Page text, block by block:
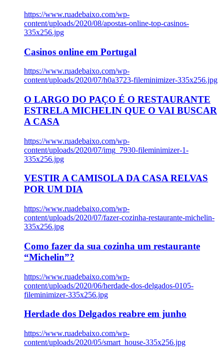
https://www.ruadebaixo.com/wp-
content/uploads/2020/08/apostas-online-top-casinos-
335x256.jpg
Casinos online em Portugal
https://www.ruadebaixo.com/wp-
content/uploads/2020/07/h0a3723-fileminimizer-335x256.jpg
O LARGO DO PAÇO É O RESTAURANTE
ESTRELA MICHELIN QUE O VAI BUSCAR
A CASA
https://www.ruadebaixo.com/wp-
content/uploads/2020/07/img_7930-fileminimizer-1-
335x256.jpg
VESTIR A CAMISOLA DA CASA RELVAS
POR UM DIA
https://www.ruadebaixo.com/wp-
content/uploads/2020/07/fazer-cozinha-restaurante-michelin-
335x256.jpg
Como fazer da sua cozinha um restaurante
“Michelin”?
https://www.ruadebaixo.com/wp-
content/uploads/2020/06/herdade-dos-delgados-0105-
fileminimizer-335x256.jpg
Herdade dos Delgados reabre em junho
https://www.ruadebaixo.com/wp-
content/uploads/2020/05/smart_house-335x256.jpg